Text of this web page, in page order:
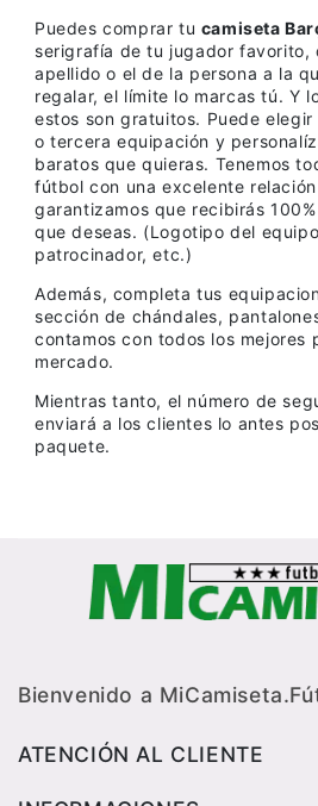
Puedes comprar tu camiseta
serigrafía de tu jugador favorito,
apellido o el de la persona a la
regalar, el límite lo marcas tú. Y
estos son gratuitos. Puede
o tercera equipación y
baratos que quieras. Tenemos
fútbol con una excelente
garantizamos que recibirás
que deseas. (Logotipo del
patrocinador, etc.)
Además, completa tus
sección de chándales,
contamos con todos los mejores
mercado.
Mientras tanto, el número de
enviará a los clientes lo antes
paquete.
Bienvenido a
ATENCIÓN AL CLIENTE